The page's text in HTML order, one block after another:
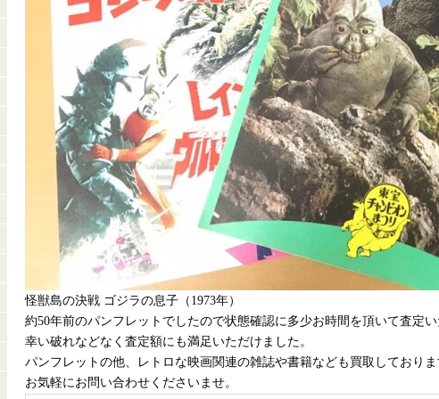
怪獣島の決戦 ゴジラの息子（1973年）
約50年前のパンフレットでしたので状態確認に多少お時間を頂いて査定
幸い破れなどなく査定額にも満足いただけました。
パンフレットの他、レトロな映画関連の雑誌や書籍なども買取しており
お気軽にお問い合わせくださいませ。